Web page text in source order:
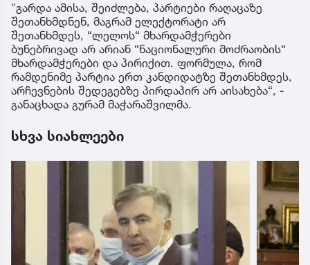
"გარდა ამისა, შეიძლება, პარტიები რაღაცაზე
შეთანხმდნენ, მაგრამ ელექტორატი არ
შეთანხმდეს, “ლელოს“ მხარდამჭერები
ბუნებრივად არ არიან “ნაციონალური მოძრაობის“
მხარდამჭერები და პირიქით. ფორმულა, რომ
რამდენიმე პარტია ერთ კანდიდატზე შეთანხმდეს,
არჩევნების შედეგებზე პირდაპირ არ აისახება“, -
განაცხადა გურამ მაჭარაშვილმა.
სხვა სიახლეები